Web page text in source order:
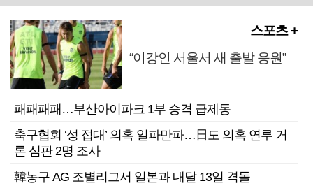
스포츠 +
“이강인 서울서 새 출발 응원”
패패패패…부산아이파크 1부 승격 급제동
축구협회 ‘성 접대’ 의혹 일파만파…日도 의혹 연루 거
론 심판 2명 조사
韓농구 AG 조별리그서 일본과 내달 13일 격돌